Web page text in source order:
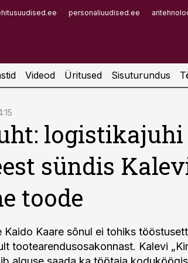
personaliuudised.ee
Videod Üritused Sisuturundus
logistikajuhi
sündis
toode
Kaido Kaare sõnul ei tohiks
tootearendusosakonnast. Kalevi